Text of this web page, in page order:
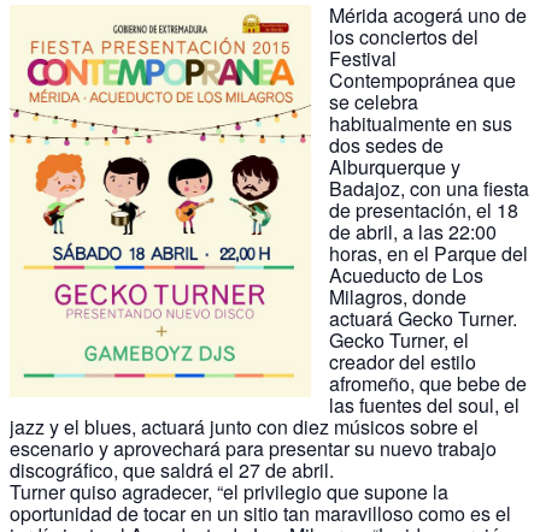
Mérida acogerá uno de
los conciertos del
Festival
Contempopránea que
se celebra
habitualmente en sus
dos sedes de
Alburquerque y
Badajoz, con una fiesta
de presentación, el 18
de abril, a las 22:00
horas, en el Parque del
Acueducto de Los
Milagros, donde
actuará Gecko Turner.
Gecko Turner, el
creador del estilo
afromeño, que bebe de
las fuentes del soul, el
jazz y el blues, actuará junto con diez músicos sobre el
escenario y aprovechará para presentar su nuevo trabajo
discográfico, que saldrá el 27 de abril.
Turner quiso agradecer, “el privilegio que supone la
oportunidad de tocar en un sitio tan maravilloso como es el